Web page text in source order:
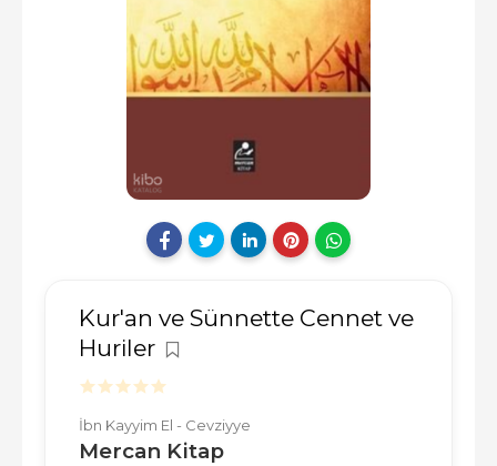
Kur'an ve Sünnette Cennet ve
Huriler
İbn Kayyim El - Cevziyye
Mercan Kitap